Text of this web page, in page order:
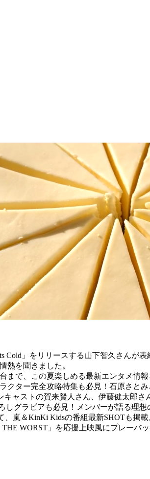
Cold」をリリースする山下智久さん
熱を聞きました。
まで、この夏楽しめる最新エンタメ情
ター完全攻略特集も必見！石原さと
ャストの賀来賢人さん、伊藤健太郎
しグラビアも必見！メンバーが語る
嵐＆KinKi Kidsの番組最新SHOTも掲載
WORST」を応援上映風にプレーバ